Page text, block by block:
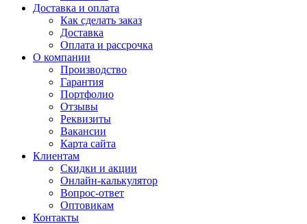
Доставка и оплата
Как сделать заказ
Доставка
Оплата и рассрочка
О компании
Производство
Гарантия
Портфолио
Отзывы
Реквизиты
Вакансии
Карта сайта
Клиентам
Скидки и акции
Онлайн-калькулятор
Вопрос-ответ
Оптовикам
Контакты